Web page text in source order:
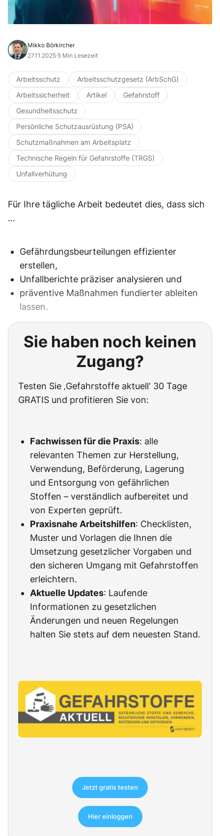
Mikko Börkircher
27.11.2025·5 Min Lesezeit
Arbeitsschutz
Arbeitsschutzgesetz (ArbSchG)
Arbeitssicherheit
Artikel
Gefahrstoff
Gesundheitsschutz
Persönliche Schutzausrüstung (PSA)
Schutzmaßnahmen am Arbeitsplatz
Technische Regeln für Gefahrstoffe (TRGS)
Unfallverhütung
Für Ihre tägliche Arbeit bedeutet dies, dass sich
…
Gefährdungsbeurteilungen effizienter
erstellen,
Unfallberichte präziser analysieren und
präventive Maßnahmen fundierter ableiten
lassen.
Sie haben noch keinen
Zugang?
Testen Sie ‚Gefahrstoffe aktuell‘ 30 Tage
GRATIS und profitieren Sie von:
Fachwissen für die Praxis: alle
relevanten Themen zur Herstellung,
Verwendung, Beförderung, Lagerung
und Entsorgung von gefährlichen
Stoffen – verständlich aufbereitet und
von Experten geprüft.
Praxisnahe Arbeitshilfen: Checklisten,
Muster und Vorlagen die Ihnen die
Umsetzung gesetzlicher Vorgaben und
den sicheren Umgang mit Gefahrstoffen
erleichtern.
Aktuelle Updates: Laufende
Informationen zu gesetzlichen
Änderungen und neuen Regelungen
halten Sie stets auf dem neuesten Stand.
Jetzt gratis testen
Hier einloggen